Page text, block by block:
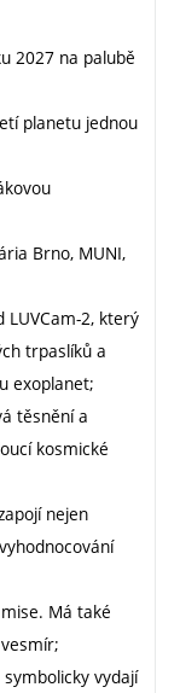
2027 na palubě
planetu jednou
Brno, MUNI,
LUVCam-2, který
trpaslíků a
exoplanet;
těsnění a
kosmické
nejen
Má také
vydají